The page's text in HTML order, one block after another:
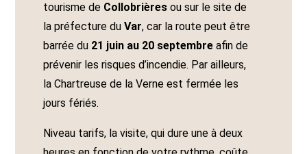
tourisme de Collobrièresou sur le site de
la préfecture du Var, car la route peut être
barrée du 21 juin au 20 septembreafin de
prévenir les risques d’incendie. Par ailleurs,
la Chartreuse de la Verne est fermée les
jours fériés.
Niveau tarifs, la visite, qui dure une à deux